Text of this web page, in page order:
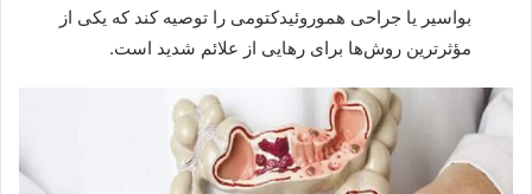
بواسیر یا جراحی هموروئیدکتومی را توصیه کند که یکی از
مؤثرترین روش‌ها برای رهایی از علائم شدید است.